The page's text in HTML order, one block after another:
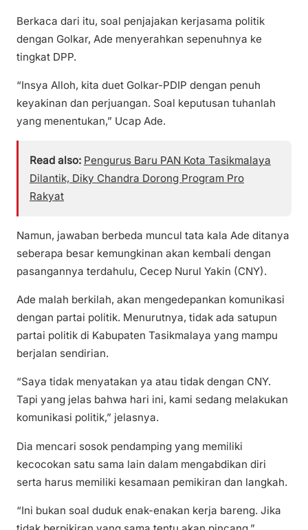
Berkaca dari itu, soal penjajakan kerjasama politik
dengan Golkar, Ade menyerahkan sepenuhnya ke
tingkat DPP.
“Insya Alloh, kita duet Golkar-PDIP dengan penuh
keyakinan dan perjuangan. Soal keputusan tuhanlah
yang menentukan,” Ucap Ade.
Read also: Pengurus Baru PAN Kota Tasikmalaya
Dilantik, Diky Chandra Dorong Program Pro
Rakyat
Namun, jawaban berbeda muncul tata kala Ade ditanya
seberapa besar kemungkinan akan kembali dengan
pasangannya terdahulu, Cecep Nurul Yakin (CNY).
Ade malah berkilah, akan mengedepankan komunikasi
dengan partai politik. Menurutnya, tidak ada satupun
partai politik di Kabupaten Tasikmalaya yang mampu
berjalan sendirian.
“Saya tidak menyatakan ya atau tidak dengan CNY.
Tapi yang jelas bahwa hari ini, kami sedang melakukan
komunikasi politik,” jelasnya.
Dia mencari sosok pendamping yang memiliki
kecocokan satu sama lain dalam mengabdikan diri
serta harus memiliki kesamaan pemikiran dan langkah.
“Ini bukan soal duduk enak-enakan kerja bareng. Jika